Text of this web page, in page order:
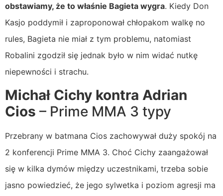
obstawiamy, że to właśnie Bagieta wygra. Kiedy Don
Kasjo poddymił i zaproponował chłopakom walkę no
rules, Bagieta nie miał z tym problemu, natomiast
Robalini zgodził się jednak było w nim widać nutkę
niepewności i strachu.
Michał Cichy kontra Adrian
Cios – Prime MMA 3 typy
Przebrany w batmana Cios zachowywał duży spokój na
2 konferencji Prime MMA 3. Choć Cichy zaangażował
się w kilka dymów między uczestnikami, trzeba sobie
jasno powiedzieć, że jego sylwetka i poziom agresji ma